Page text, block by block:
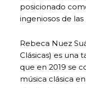
posicionado
ingeniosos de
Rebeca Nuez
Clásicas) es una
que en 2019 se
música clásica